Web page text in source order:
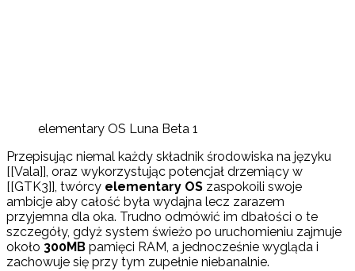
elementary OS Luna Beta 1
Przepisując niemal każdy składnik środowiska na języku
[[Vala]], oraz wykorzystując potencjał drzemiący w
[[GTK3]], twórcy elementary OS zaspokoili swoje
ambicje aby całość była wydajna lecz zarazem
przyjemna dla oka. Trudno odmówić im dbałości o te
szczegóły, gdyż system świeżo po uruchomieniu zajmuje
około 300MB pamięci RAM, a jednocześnie wygląda i
zachowuje się przy tym zupełnie niebanalnie.